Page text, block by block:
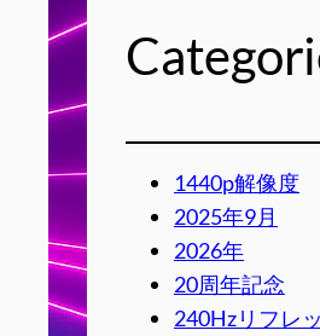
1440p解像度
2025年9月
2026年
20周年記念
240Hzリフレ